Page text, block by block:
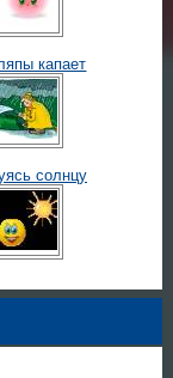
капает
солнцу